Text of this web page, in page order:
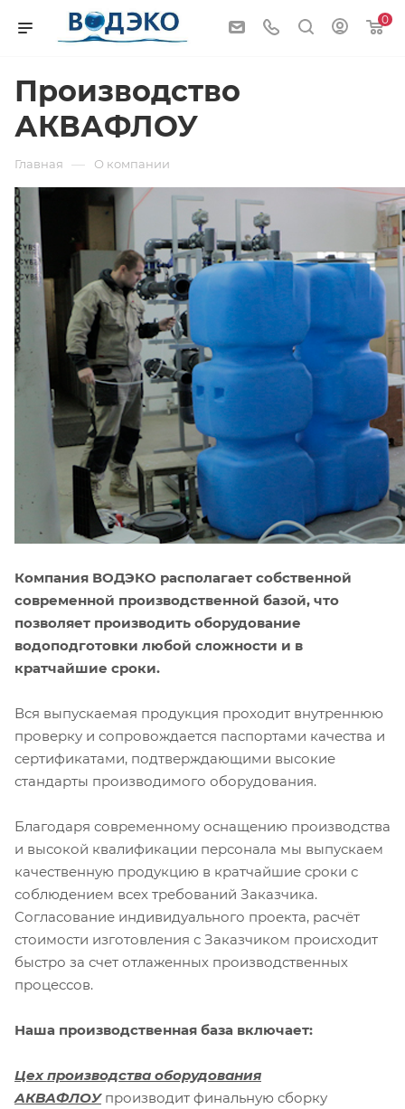
0
Производство
АКВАФЛОУ
Главная — О компании
Компания ВОДЭКО располагает собственной
современной производственной базой, что
позволяет производить оборудование
водоподготовки любой сложности и в
кратчайшие сроки.
Вся выпускаемая продукция проходит внутреннюю
проверку и сопровождается паспортами качества и
сертификатами, подтверждающими высокие
стандарты производимого оборудования.
Благодаря современному оснащению производства
и высокой квалификации персонала мы выпускаем
качественную продукцию в кратчайшие сроки с
соблюдением всех требований Заказчика.
Согласование индивидуального проекта, расчёт
стоимости изготовления с Заказчиком происходит
быстро за счет отлаженных производственных
процессов.
Наша производственная база включает:
Цех производства оборудования
АКВАФЛОУпроизводит финальную сборку